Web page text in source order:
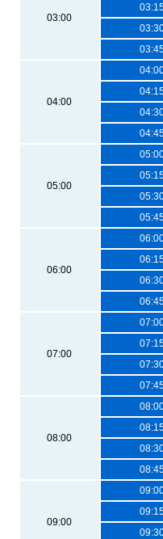
03:00
04:00
05:00
06:00
07:00
08:00
09:00